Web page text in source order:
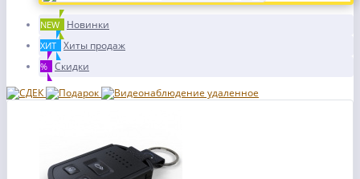
NEW Новинки
ХИТ Хиты продаж
% Скидки